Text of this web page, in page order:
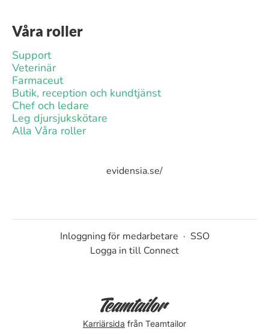
Våra roller
Support
Veterinär
Farmaceut
Butik, reception och kundtjänst
Chef och ledare
Leg djursjukskötare
Alla Våra roller
evidensia.se/
Inloggning för medarbetare · SSO
Logga in till Connect
Karriärsida från Teamtailor